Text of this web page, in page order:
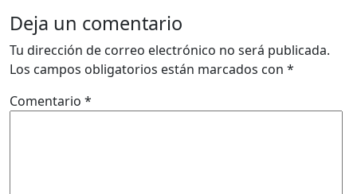
Deja un comentario
Tu dirección de correo electrónico no será publicada.
Los campos obligatorios están marcados con *
Comentario *